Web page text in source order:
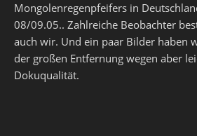
Mongolenregenpfeifers in
08/09.05.. Zahlreiche Beobachter
auch wir. Und ein paar Bilder haben
der großen Entfernung wegen aber
Dokuqualität.